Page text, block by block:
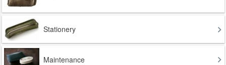
Stationery
Maintenance